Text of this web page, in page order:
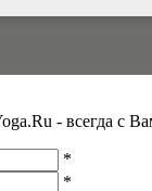
- всегда с
*
*